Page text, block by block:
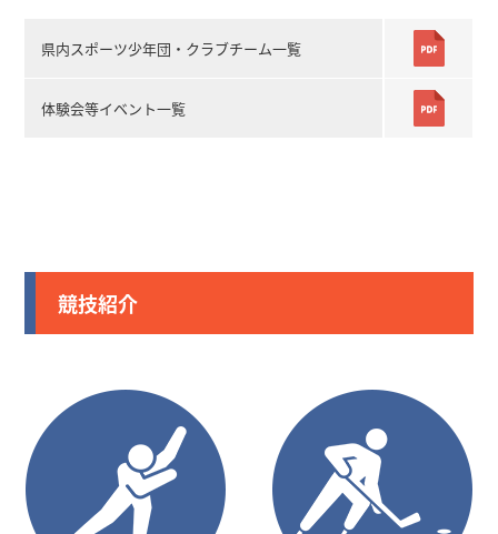
県内スポーツ少年団・クラブチーム一覧
体験会等イベント一覧
競技紹介